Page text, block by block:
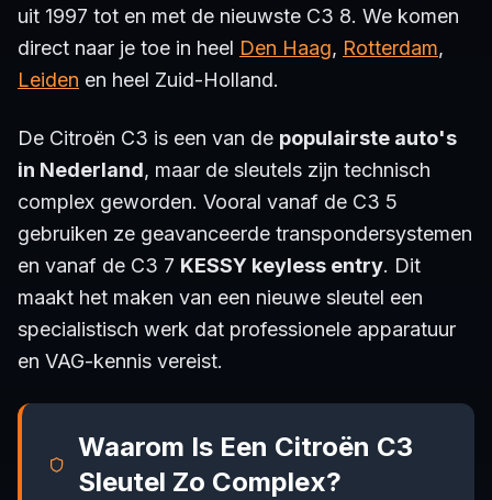
uit 1997 tot en met de nieuwste C3 8. We komen
direct naar je toe in heel Den Haag, Rotterdam,
Leiden en heel Zuid-Holland.
De Citroën C3 is een van de populairste auto's
in Nederland, maar de sleutels zijn technisch
complex geworden. Vooral vanaf de C3 5
gebruiken ze geavanceerde transpondersystemen
en vanaf de C3 7 KESSY keyless entry. Dit
maakt het maken van een nieuwe sleutel een
specialistisch werk dat professionele apparatuur
en VAG-kennis vereist.
Waarom Is Een Citroën C3
Sleutel Zo Complex?